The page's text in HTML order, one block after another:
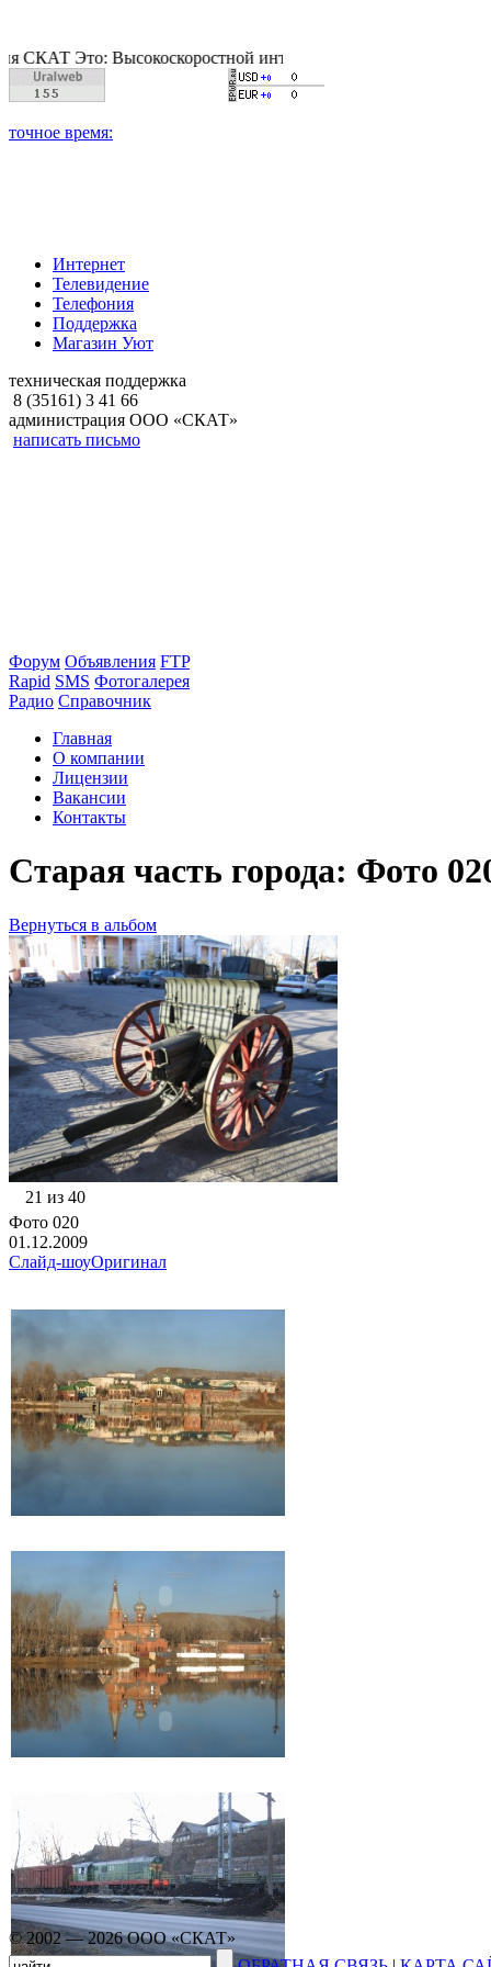
Это: Высокоскоростной интернет, качественное цифровое
Интернет
Телевидение
Телефония
Поддержка
Магазин Уют
техническая поддержка
8 (35161) 3 41 66
администрация ООО «СКАТ»
написать письмо
Форум Объявления FTP
Rapid SMS Фотогалерея
Радио Справочник
Главная
О компании
Лицензии
Вакансии
Контакты
Старая часть города: Фото
Вернуться в альбом
21 из 40
Фото 020
01.12.2009
Слайд-шоуОригинал
© 2002 — 2026 ООО «СКАТ»